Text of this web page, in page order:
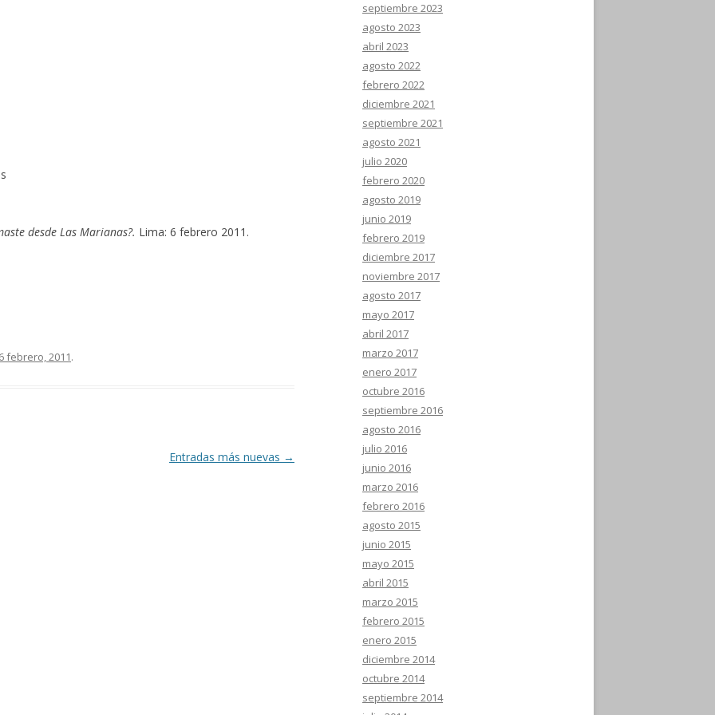
desde Las Marianas?. Lima: 6 febrero 2011.
6 febrero, 2011.
Entradas más nuevas →
septiembre 2023
agosto 2023
abril 2023
agosto 2022
febrero 2022
diciembre 2021
septiembre 2021
agosto 2021
julio 2020
febrero 2020
agosto 2019
junio 2019
febrero 2019
diciembre 2017
noviembre 2017
agosto 2017
mayo 2017
abril 2017
marzo 2017
enero 2017
octubre 2016
septiembre 2016
agosto 2016
julio 2016
junio 2016
marzo 2016
febrero 2016
agosto 2015
junio 2015
mayo 2015
abril 2015
marzo 2015
febrero 2015
enero 2015
diciembre 2014
octubre 2014
septiembre 2014